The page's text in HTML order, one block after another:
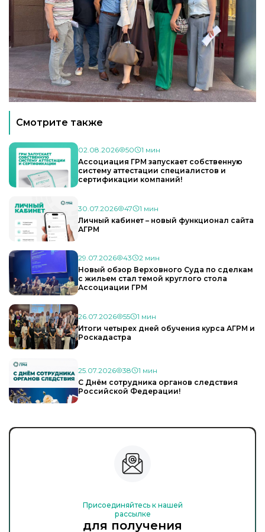
Смотрите также
02.08.2026 50
1 мин
Ассоциация ГРМ запускает собственную
систему аттестации специалистов и
сертификации компаний!
30.07.2026 47
1 мин
Личный кабинет – новый функционал сайта
АГРМ
29.07.2026 43
2 мин
Новый обзор Верховного Суда по сделкам
с жильем стал темой круглого стола
Ассоциации ГРМ
26.07.2026 55
1 мин
Итоги четырех дней обучения курса АГРМ и
Роскадастра
25.07.2026 38
1 мин
С Днём сотрудника органов следствия
Российской Федерации!
Присоединяйтесь к нашей
рассылке
для получения